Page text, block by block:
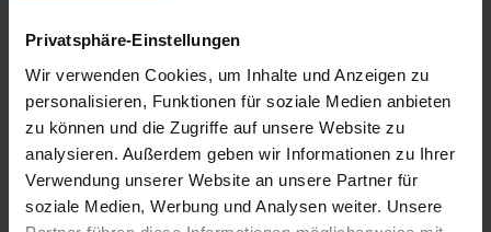
Privatsphäre-Einstellungen
Wir verwenden Cookies, um Inhalte und Anzeigen zu
personalisieren, Funktionen für soziale Medien anbieten
zu können und die Zugriffe auf unsere Website zu
analysieren. Außerdem geben wir Informationen zu Ihrer
Verwendung unserer Website an unsere Partner für
soziale Medien, Werbung und Analysen weiter. Unsere
23948 Klütz, Rudolph-Breitscheid-Str. 57, Gabi
Spitzer
23966 Wismar, Hinter dem Rathaus 13, Berit
Hahne-Thormann
23970 Wismar, Rostocker Str. 2 a, Ralph Glaser
23970 Wismar, Rostocker Str. 2 a, Birgit Paus